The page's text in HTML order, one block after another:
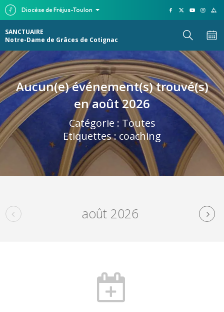
Diocèse de Fréjus-Toulon
SANCTUAIRE
Notre-Dame de Grâces de Cotignac
Aucun(e) événement(s) trouvé(s)
en août 2026
Catégorie : Toutes
Etiquettes :coaching
août 2026